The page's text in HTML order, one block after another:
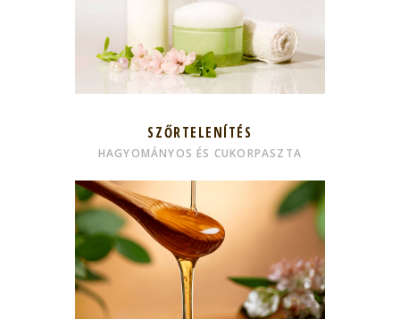
SZŐRTELENÍTÉS
HAGYOMÁNYOS ÉS CUKORPASZTA